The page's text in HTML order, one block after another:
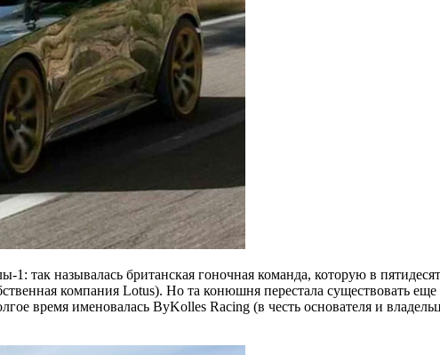
1: так называлась британская гоночная команда, которую в
компания Lotus). Но та конюшня перестала существовать еще
время именовалась ByKolles Racing (в честь основателя и